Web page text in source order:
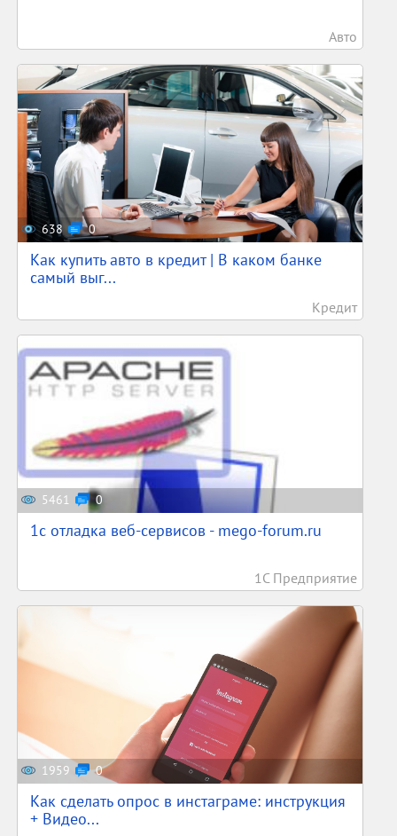
Авто
638 0
Как купить авто в кредит | В каком банке
самый выг...
Кредит
5461 0
1c отладка веб-сервисов - mego-forum.ru
1С Предприятие
1959 0
Как сделать опрос в инстаграме: инструкция
+ Видео...